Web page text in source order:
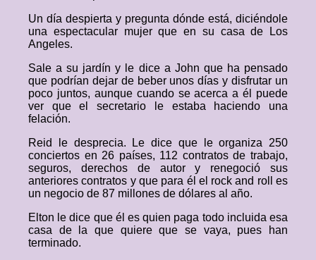
Un día despierta y pregunta dónde está, diciéndole
una espectacular mujer que en su casa de Los
Angeles.
Sale a su jardín y le dice a John que ha pensado
que podrían dejar de beber unos días y disfrutar un
poco juntos, aunque cuando se acerca a él puede
ver que el secretario le estaba haciendo una
felación.
Reid le desprecia. Le dice que le organiza 250
conciertos en 26 países, 112 contratos de trabajo,
seguros, derechos de autor y renegoció sus
anteriores contratos y que para él el rock and roll es
un negocio de 87 millones de dólares al año.
Elton le dice que él es quien paga todo incluida esa
casa de la que quiere que se vaya, pues han
terminado.